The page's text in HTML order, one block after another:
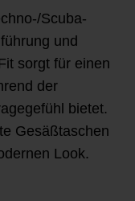
Scuba-
und
sorgt für einen
der
bietet.
Gesäßtaschen
Look.